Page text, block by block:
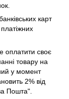
карт
оплатити своє
товару на
у момент
2% від
Пошта".